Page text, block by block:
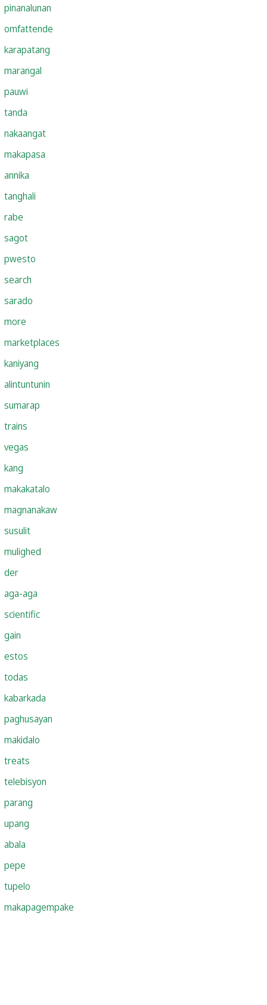
pinanalunan
omfattende
karapatang
marangal
pauwi
tanda
nakaangat
makapasa
annika
tanghali
rabe
sagot
pwesto
search
sarado
more
marketplaces
kaniyang
alintuntunin
sumarap
trains
vegas
kang
makakatalo
magnanakaw
susulit
mulighed
der
aga-aga
scientific
gain
estos
todas
kabarkada
paghusayan
makidalo
treats
telebisyon
parang
upang
abala
pepe
tupelo
makapagempake